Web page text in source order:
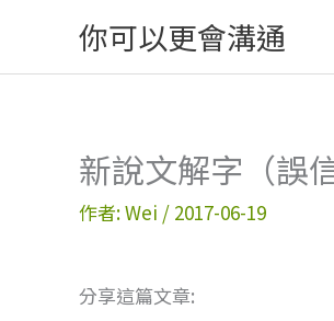
主
你可以更會溝通
新說文解字（誤
作者:Wei / 2017-06-19
分享這篇文章: